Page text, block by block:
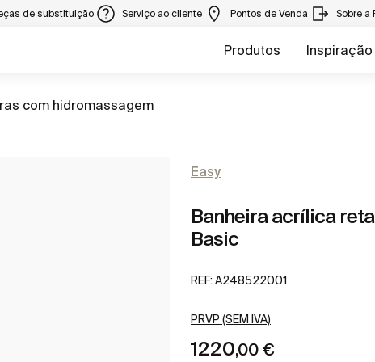
de substituição Serviço ao cliente Pontos de Venda Sobre a
Produtos Inspiração
com hidromassagem
Easy
Banheira acrílica
Basic
REF: A248522001
PRVP (SEM IVA)
1220,00 €